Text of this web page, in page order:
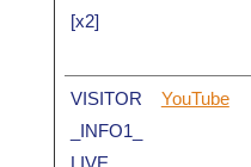
[x2]
VISITOR
_INFO1_
LIVE
YouTube